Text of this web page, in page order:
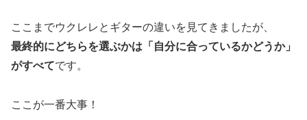
ここまでウクレレとギターの違いを見てきましたが、
最終的にどちらを選ぶかは「自分に合っているかどうか」
がすべてです。
ここが一番大事！